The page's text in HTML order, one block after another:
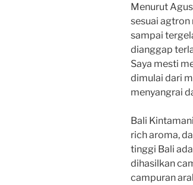
Menurut
sesuai
sampai
dianggap
Saya mesti
dimulai dari
menyangrai
Bali
rich aroma,
tinggi Bali
dihasilkan
campuran